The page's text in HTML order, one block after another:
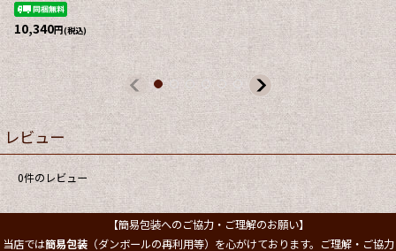
10,340円(税込)
レビュー
0件のレビュー
【簡易包装へのご協力・ご理解のお願い】
当店では簡易包装（ダンボールの再利用等）を心がけております。ご理解・ご協力